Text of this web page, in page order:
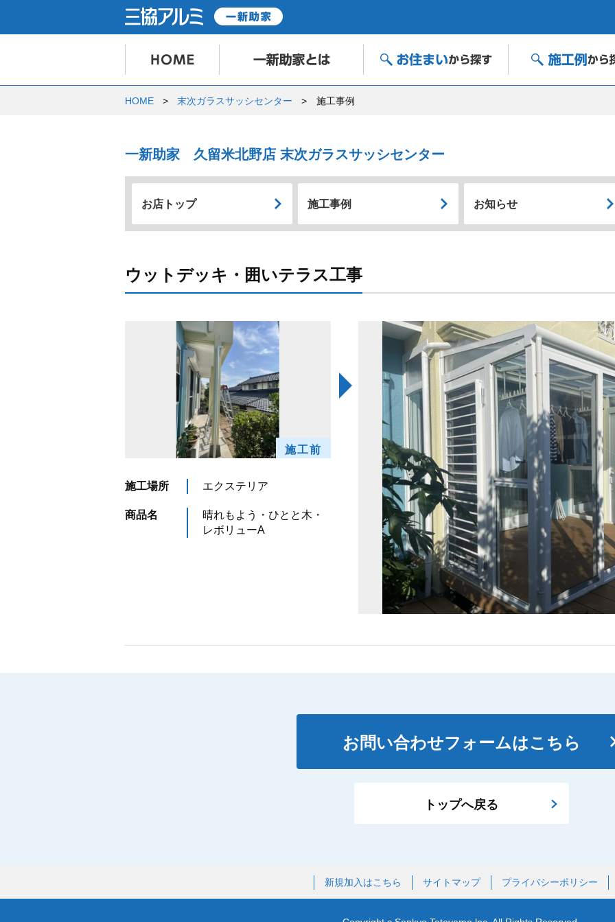
HOME 末次ガラスサッシセンター 施工事例
一新助家 久留米北野店 末次ガラスサッシセンター
お店トップ 施工事例 お知らせ
ウットデッキ・囲いテラス工事
施工前
施工場所 エクステリア
商品名
晴れもよう・ひとと木・
レボリューA
お問い合わせフォームはこちら
トップへ戻る
新規加入はこちら サイトマップ プライバシーポリシー